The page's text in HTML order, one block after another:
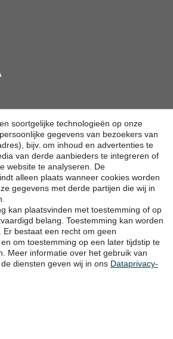
soortgelijke technologieën op onze
gegevens van bezoekers van
bijv. om inhoud en advertenties te
van derde aanbieders te integreren of
website te analyseren. De
alleen plaats wanneer cookies worden
gegevens met derde partijen die wij in
kan plaatsvinden met toestemming of op
belang. Toestemming kan worden
bestaat een recht om geen
om toestemming op een later tijdstip te
Meer informatie over het gebruik van
diensten geven wij in ons Data­privacy­